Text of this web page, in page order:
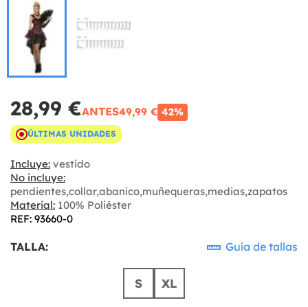
28,99 €ANTES49,99 € 42%
ÚLTIMAS UNIDADES
Incluye: vestido
No incluye:
pendientes,collar,abanico,muñequeras,medias,zapatos
Material: 100% Poliéster
REF: 93660-0
TALLA: Guía de tallas
S XL